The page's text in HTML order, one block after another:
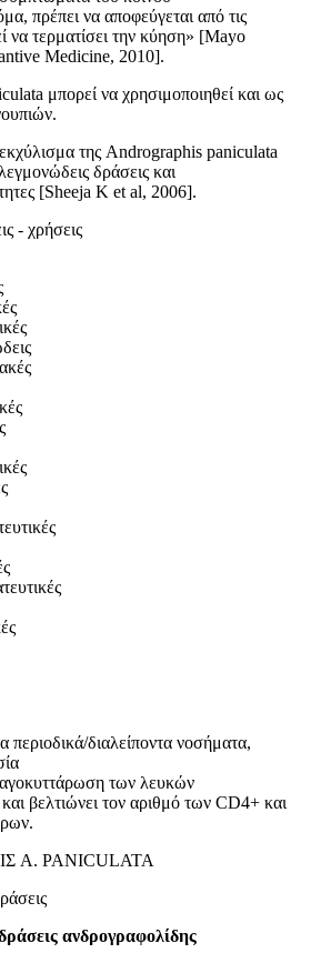
πρέπει να αποφεύγεται από τις
να τερματίσει την κύηση» [Mayo
Medicine, 2010].
μπορεί να χρησιμοποιηθεί και ως
της Andrographis paniculata
δράσεις και
[Sheeja K et al, 2006].
- χρήσεις
περιοδικά/διαλείποντα νοσήματα,
των λευκών
βελτιώ­νει τον αριθμό των CD4+ και
A. PANICULATA
ανδρογραφολίδης